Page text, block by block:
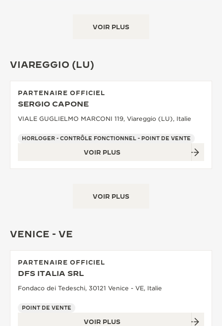
VOIR PLUS
VIAREGGIO (LU)
PARTENAIRE OFFICIEL
SERGIO CAPONE
VIALE GUGLIELMO MARCONI 119, Viareggio (LU), Italie
HORLOGER - CONTRÔLE FONCTIONNEL - POINT DE VENTE
VOIR PLUS
VOIR PLUS
VENICE - VE
PARTENAIRE OFFICIEL
DFS ITALIA SRL
Fondaco dei Tedeschi, 30121 Venice - VE, Italie
POINT DE VENTE
VOIR PLUS